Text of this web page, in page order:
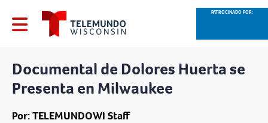
PATROCINADO POR:
Documental de Dolores Huerta se
Presenta en Milwaukee
Por: TELEMUNDOWI Staff